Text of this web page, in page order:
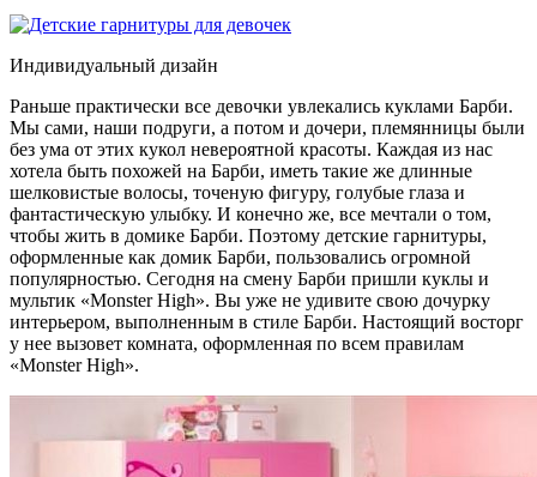
Индивидуальный дизайн
Раньше практически все девочки увлекались куклами Барби.
Мы сами, наши подруги, а потом и дочери, племянницы были
без ума от этих кукол невероятной красоты. Каждая из нас
хотела быть похожей на Барби, иметь такие же длинные
шелковистые волосы, точеную фигуру, голубые глаза и
фантастическую улыбку. И конечно же, все мечтали о том,
чтобы жить в домике Барби. Поэтому детские гарнитуры,
оформленные как домик Барби, пользовались огромной
популярностью. Сегодня на смену Барби пришли куклы и
мультик «Monster High». Вы уже не удивите свою дочурку
интерьером, выполненным в стиле Барби. Настоящий восторг
у нее вызовет комната, оформленная по всем правилам
«Monster High».